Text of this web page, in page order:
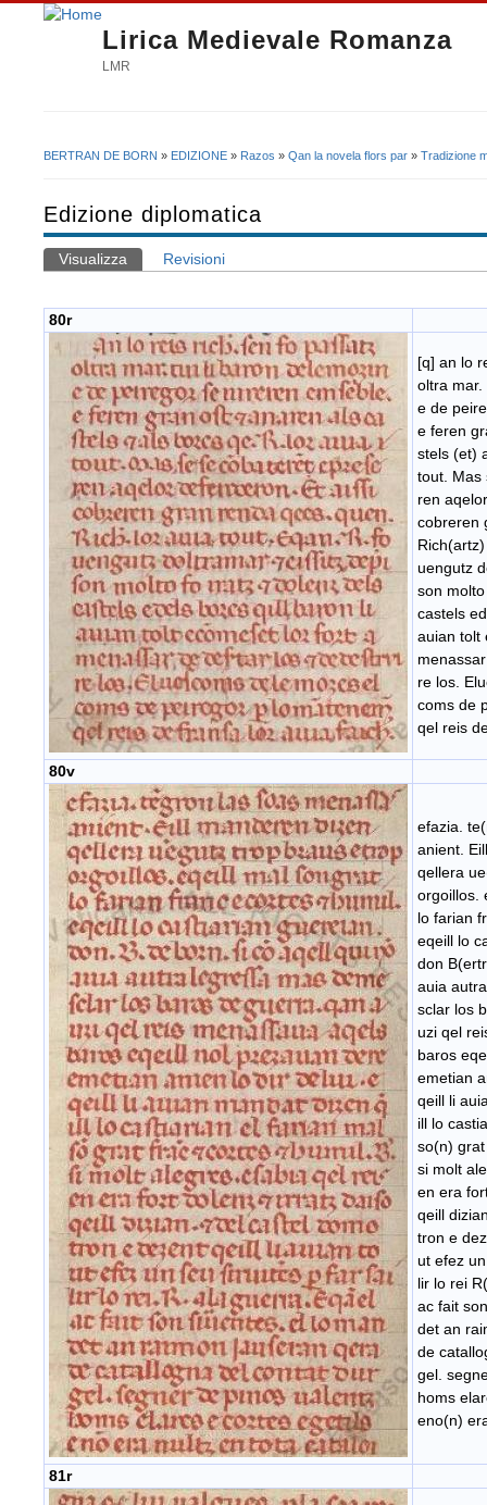
Lirica Medievale Romanza
LMR
BERTRAN DE BORN » EDIZIONE » Razos » Qan la novela flors par » Tradizione
Edizione diplomatica
Schede primarie
Visualizza (scheda attiva)
Revisioni
80r
[q] an lo
oltra mar.
e de
e feren
stels (et)
tout. Mas
ren
cobreren
uengutz
son
castels
auian tolt
re los.
coms de
qel reis
80v
efazia.
anient.
qellera
orgoillos.
lo farian
eqeill lo
don
auia
sclar los
uzi qel
baros
emetian
qeill li
ill lo
so(n)
si molt
en era
qeill
tron e
ut efez
lir lo rei
ac fait
det an
de
gel.
homs
eno(n)
81r